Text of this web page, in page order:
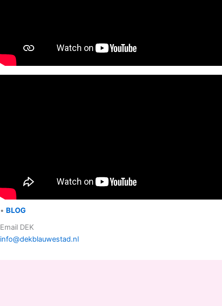
• BLOG
Email DEK
info@dekblauwestad.nl